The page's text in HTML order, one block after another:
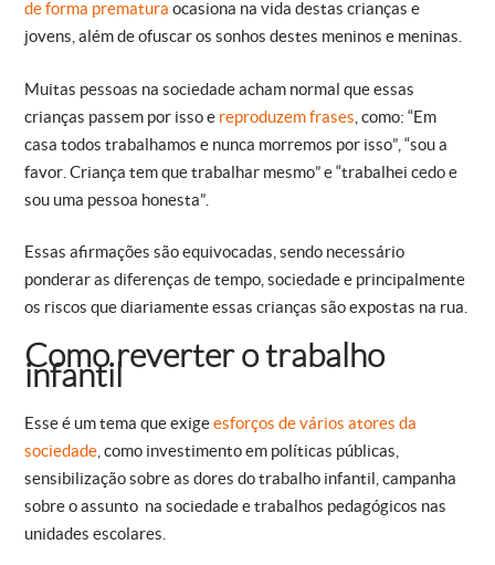
de forma prematura ocasiona na vida destas crianças e
jovens, além de ofuscar os sonhos destes meninos e meninas.
Muitas pessoas na sociedade acham normal que essas
crianças passem por isso e reproduzem frases , como: “Em
casa todos trabalhamos e nunca morremos por isso”, “sou a
favor. Criança tem que trabalhar mesmo” e “trabalhei cedo e
sou uma pessoa honesta”.
Essas afirmações são equivocadas, sendo necessário
ponderar as diferenças de tempo, sociedade e principalmente
os riscos que diariamente essas crianças são expostas na rua.
Como reverter o trabalho
infantil
Esse é um tema que exigeesforços de vários atores da
sociedade , como investimento em políticas públicas,
sensibilização sobre as dores do trabalho infantil, campanha
sobre o assunto na sociedade e trabalhos pedagógicos nas
unidades escolares.